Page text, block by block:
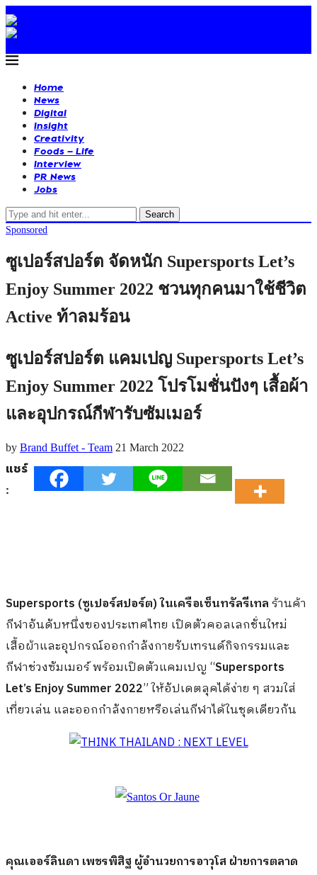
Home
News
Digital
Insight
Creativity
Foods – Life
Interview
PR News
Jobs
Search
Sponsored
ซูเปอร์สปอร์ต จัดหนัก Supersports Let’s
Enjoy Summer 2022 ชวนทุกคนมาใช้ชีวิต
Active ท้าลมร้อน
ซูเปอร์สปอร์ต แคมเปญ Supersports Let’s
Enjoy Summer 2022 โปรโมชั่นปังๆ เสื้อผ้า
และอุปกรณ์กีฬารับซัมเมอร์
by Brand Buffet - Team 21 March 2022
แชร์
:
Supersports (ซูเปอร์สปอร์ต) ในเครือเซ็นทรัลรีเทลร้านค้า
กีฬาอันดับหนึ่งของประเทศไทย เปิดตัวคอลเลกชั่นใหม่
เสื้อผ้าและอุปกรณ์ออกกำลังกายรับเทรนด์กิจกรรมและ
กีฬาช่วงซัมเมอร์ พร้อมเปิดตัวแคมเปญ “Supersports
Let’s Enjoy Summer 2022” ให้อัปเดตลุคได้ง่าย ๆ สวมใส่
เที่ยวเล่น และออกกำลังกายหรือเล่นกีฬาได้ในชุดเดียวกัน
คุณเออร์ลินดา เพชรพิสิฐ ผู้อำนวยการอาวุโส ฝ่ายการตลาด